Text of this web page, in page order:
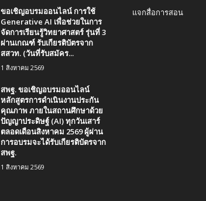
ขอเชิญอบรมออนไลน์ การใช้
Generative AI เพื่อช่วยในการ
จัดการเรียนรู้วิทยาศาสตร์ รุ่นที่ 3
ผ่านเกณฑ์ รับเกียรติบัตรจาก
สสวท. (วันที่รับสมัคร...
1 สิงหาคม 2569
สพฐ. ขอเชิญอบรมออนไลน์
หลักสูตรการดำเนินงานประกัน
คุณภาพ ภายในสถานศึกษาด้วย
ปัญญาประดิษฐ์ (AI) ทุกวันเสาร์
ตลอดเดือนสิงหาคม 2569 ผู้ผ่าน
การอบรมจะได้รับเกียรติบัตรจาก
สพฐ.
1 สิงหาคม 2569
แจกสื่อการสอน